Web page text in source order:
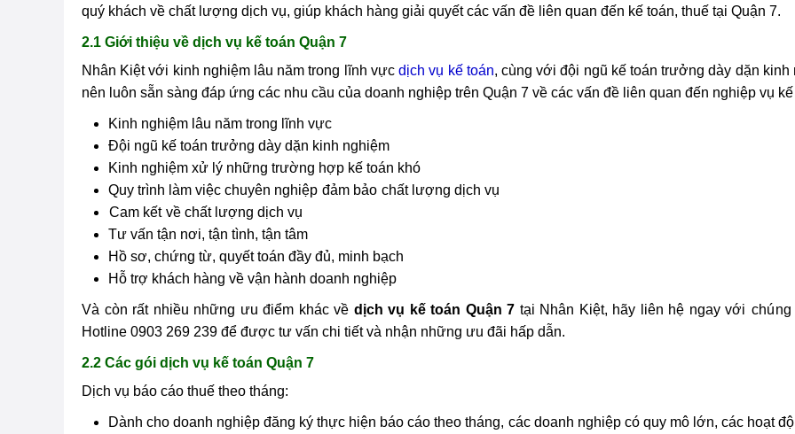
quý khách về chất lượng dịch vụ, giúp khách hàng giải quyết các vấn đề liên quan đến kế toán, thuế tại Quận 7.
2.1 Giới thiệu về dịch vụ kế toán Quận 7
Nhân Kiệt với kinh nghiệm lâu năm trong lĩnh vựcdịch vụ kế toán, cùng với đội ngũ kế toán trưởng dày dặn kinh
nên luôn sẵn sàng đáp ứng các nhu cầu của doanh nghiệp trên Quận 7 về các vấn đề liên quan đến nghiệp vụ kế
Kinh nghiệm lâu năm trong lĩnh vực
Đội ngũ kế toán trưởng dày dặn kinh nghiệm
Kinh nghiệm xử lý những trường hợp kế toán khó
Quy trình làm việc chuyên nghiệp đảm bảo chất lượng dịch vụ
Cam kết về chất lượng dịch vụ
Tư vấn tận nơi, tận tình, tận tâm
Hồ sơ, chứng từ, quyết toán đầy đủ, minh bạch
Hỗ trợ khách hàng về vận hành doanh nghiệp
Và còn rất nhiều những ưu điểm khác về dịch vụ kế toán Quận 7 tại Nhân Kiệt, hãy liên hệ ngay với chúng
Hotline 0903 269 239 để được tư vấn chi tiết và nhận những ưu đãi hấp dẫn.
2.2 Các gói dịch vụ kế toán Quận 7
Dịch vụ báo cáo thuế theo tháng:
Dành cho doanh nghiệp đăng ký thực hiện báo cáo theo tháng, các doanh nghiệp có quy mô lớn, các hoạt